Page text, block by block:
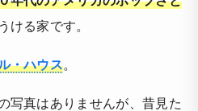
ける家です。
・ハウス。
写真はありませんが、昔見た